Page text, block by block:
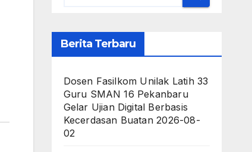
Berita Terbaru
Dosen Fasilkom Unilak Latih 33
Guru SMAN 16 Pekanbaru
Gelar Ujian Digital Berbasis
Kecerdasan Buatan 2026-08-
02